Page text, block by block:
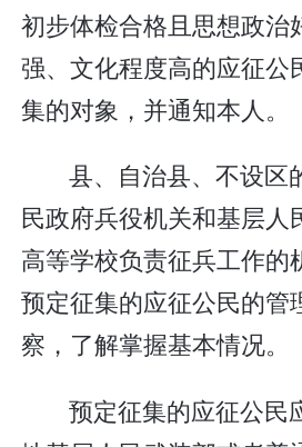
初步体检合格且思想政治
强、文化程度高的应征公
集的对象，并通知本人。
县、自治县、不设区
民政府兵役机关和基层人
高等学校负责征兵工作的
预定征集的应征公民的管
察，了解掌握基本情况。
预定征集的应征公民